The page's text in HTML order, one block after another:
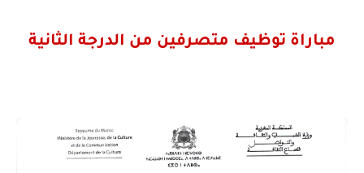
مباراة توظيف متصرفين من الدرجة الثانية